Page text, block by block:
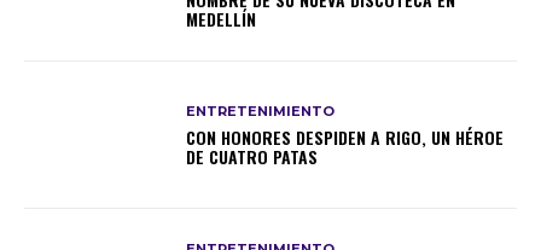
MEDELLÍN
ENTRETENIMIENTO
CON HONORES DESPIDEN A RIGO, UN HÉROE
DE CUATRO PATAS